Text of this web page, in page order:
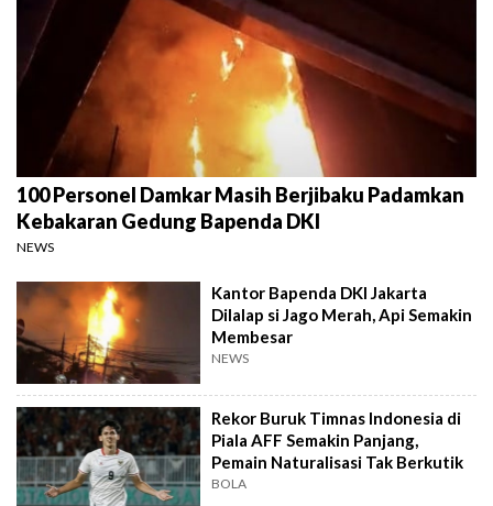
100 Personel Damkar Masih Berjibaku Padamkan
Kebakaran Gedung Bapenda DKI
NEWS
Kantor Bapenda DKI Jakarta
Dilalap si Jago Merah, Api Semakin
Membesar
NEWS
Rekor Buruk Timnas Indonesia di
Piala AFF Semakin Panjang,
Pemain Naturalisasi Tak Berkutik
BOLA